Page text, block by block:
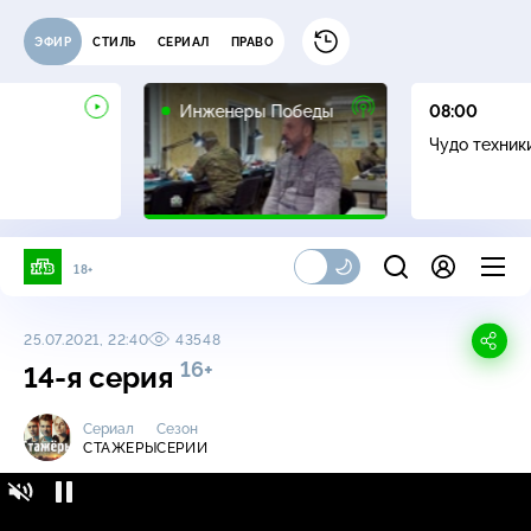
ЭФИР СТИЛЬ СЕРИАЛ ПРАВО
Инженеры Победы
16+
08:00
Чудо
18+
25.07.2021, 22:40 43548
14-я серия 16+
Сериал
СТАЖЕРЫ
Сезон
СЕРИИ